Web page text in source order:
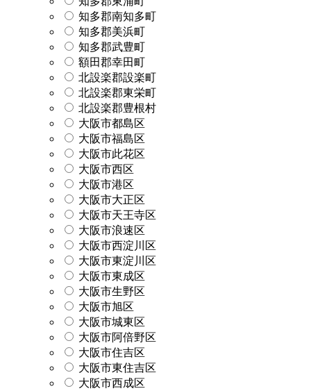
知多郡南知多町
知多郡美浜町
知多郡武豊町
額田郡幸田町
北設楽郡設楽町
北設楽郡東栄町
北設楽郡豊根村
大阪市都島区
大阪市福島区
大阪市此花区
大阪市西区
大阪市港区
大阪市大正区
大阪市天王寺区
大阪市浪速区
大阪市西淀川区
大阪市東淀川区
大阪市東成区
大阪市生野区
大阪市旭区
大阪市城東区
大阪市阿倍野区
大阪市住吉区
大阪市東住吉区
大阪市西成区